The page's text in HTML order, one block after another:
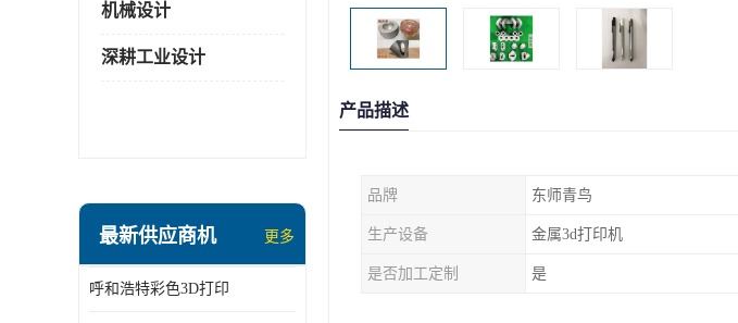
机械设计
深耕工业设计
最新供应商机 更多
呼和浩特彩色3D打印
产品描述
品牌 东师青鸟
生产设备 金属3d打印机
是否加工定制 是